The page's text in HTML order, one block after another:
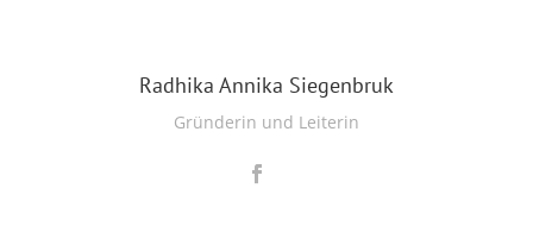
Radhika Annika Siegenbruk
Gründerin und Leiterin